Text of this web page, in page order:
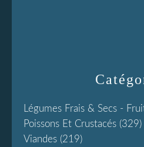
Légumes Frais & Secs -
Poissons Et Crustacés (329)
Viandes (219)